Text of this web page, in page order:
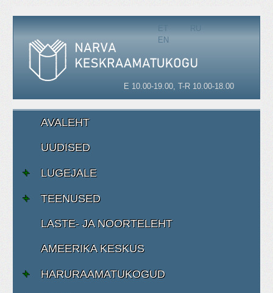
ET
RU
EN
E 10.00-19.00, T-R 10.00-18.00
L-P - SULETUD
AVALEHT
UUDISED
LUGEJALE
TEENUSED
LASTE- JA NOORTELEHT
AMEERIKA KESKUS
HARURAAMATUKOGUD